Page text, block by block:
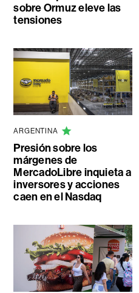
sobre Ormuz eleve las
tensiones
ARGENTINA
Presión sobre los
márgenes de
MercadoLibre inquieta a
inversores y acciones
caen en el Nasdaq